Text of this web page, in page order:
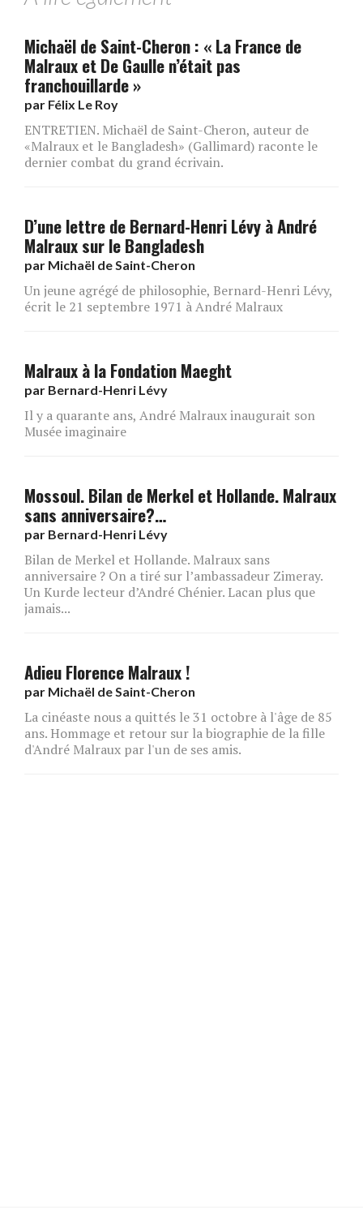
Michaël de Saint-Cheron : « La France de
Malraux et De Gaulle n’était pas
franchouillarde »
par Félix Le Roy
ENTRETIEN. Michaël de Saint-Cheron, auteur de
«Malraux et le Bangladesh» (Gallimard) raconte le
dernier combat du grand écrivain.
D’une lettre de Bernard-Henri Lévy à André
Malraux sur le Bangladesh
par Michaël de Saint-Cheron
Un jeune agrégé de philosophie, Bernard-Henri Lévy,
écrit le 21 septembre 1971 à André Malraux
Malraux à la Fondation Maeght
par Bernard-Henri Lévy
Il y a quarante ans, André Malraux inaugurait son
Musée imaginaire
Mossoul. Bilan de Merkel et Hollande. Malraux
sans anniversaire?…
par Bernard-Henri Lévy
Bilan de Merkel et Hollande. Malraux sans
anniversaire ? On a tiré sur l’ambassadeur Zimeray.
Un Kurde lecteur d’André Chénier. Lacan plus que
jamais...
Adieu Florence Malraux !
par Michaël de Saint-Cheron
La cinéaste nous a quittés le 31 octobre à l'âge de 85
ans. Hommage et retour sur la biographie de la fille
d'André Malraux par l'un de ses amis.